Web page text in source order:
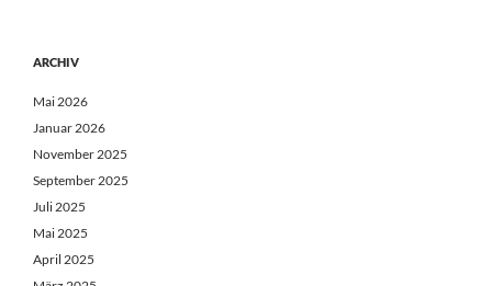
ARCHIV
Mai 2026
Januar 2026
November 2025
September 2025
Juli 2025
Mai 2025
April 2025